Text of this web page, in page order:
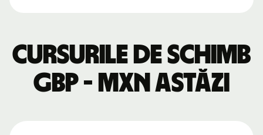
Cursurile de schimb
GBP - MXN astăzi